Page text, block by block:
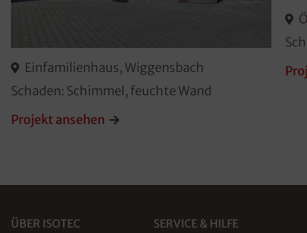
Einfamilienhaus, Wiggensbach
Schaden: Schimmel, feuchte Wand
Projekt ansehen
ÜBER ISOTEC SERVICE & HILFE